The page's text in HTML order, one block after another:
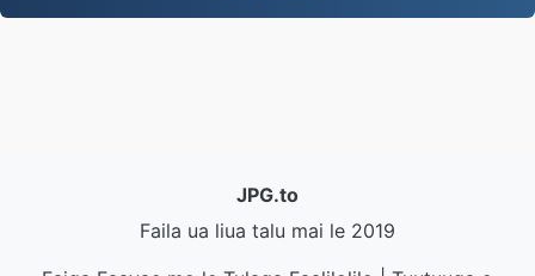
JPG.to
Faila ua liua talu mai le 2019